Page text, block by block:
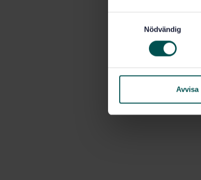
s
Nödvändig
Avvisa